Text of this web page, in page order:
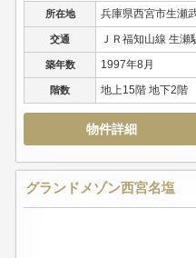
所在地 兵庫県西宮市生瀬
交通 ＪＲ福知山線 生
築年数 1997年8月
階数 地上15階 地下2階
物件詳細
グランドメゾン西宮名塩